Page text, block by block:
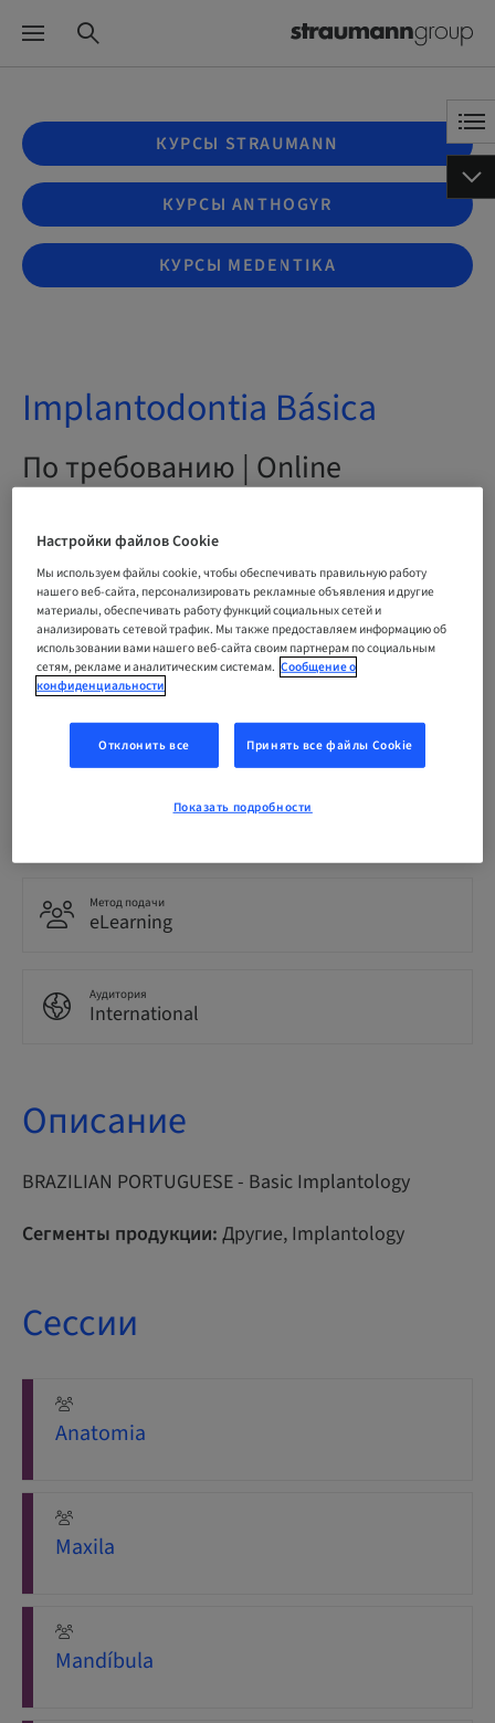
КУРСЫ STRAUMANN
КУРСЫ ANTHOGYR
КУРСЫ MEDENTIKA
Implantodontia Básica
По требованию | Online
ЗАРЕГИСТРИРОВАТЬСЯ СЕЙЧАС
Статус
bookable
Язык
Португальский
Метод подачи
eLearning
Аудитория
International
Описание
BRAZILIAN PORTUGUESE - Basic Implantology
Сегменты продукции: Другие, Implantology
Сессии
Anatomia
Maxila
Mandíbula
Настройки файлов Cookie
Мы используем файлы cookie, чтобы обеспечивать правильную работу
нашего веб-сайта, персонализировать рекламные объявления и другие
материалы, обеспечивать работу функций социальных сетей и
анализировать сетевой трафик. Мы также предоставляем информацию об
использовании вами нашего веб-сайта своим партнерам по социальным
сетям, рекламе и аналитическим системам. Сообщение о
конфиденциальности
Отклонить все Принять все файлы Cookie
Показать подробности